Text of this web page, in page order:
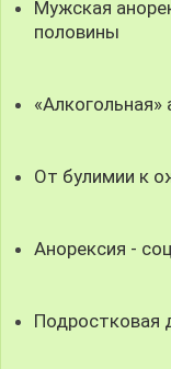
Мужская
половины
«Алкогольная»
От булимии к
Анорексия -
Подростковая